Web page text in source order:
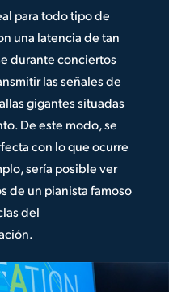
para todo tipo de
una latencia de tan
durante conciertos
las señales de
gigantes situadas
De este modo, se
con lo que ocurre
sería posible ver
de un pianista famoso
del